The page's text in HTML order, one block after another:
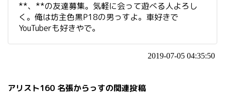
**、**の友達募集。気軽に会って遊べる人よろし
く。俺は坊主色黒P18の男っすよ。車好きで
YouTuberも好きやで。
2019-07-05 04:35:50
アリスト160 名張からっすの関連投稿